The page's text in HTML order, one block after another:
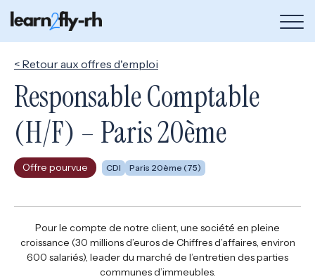
de
< Retour aux offres d'emploi
Responsable Comptable
(H/F) – Paris 20ème
Offre pourvue CDI Paris 20ème (75)
Pour le compte de notre client, une société en pleine
croissance (30 millions d’euros de Chiffres d’affaires, environ
600 salariés), leader du marché de l’entretien des parties
communes d’immeubles.